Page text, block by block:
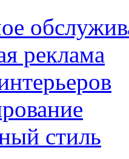
реклама
стиль